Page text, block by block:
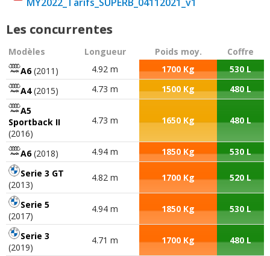
Les concurrentes
Modèles Longueur Poids moy.
Coffre
A6(2011) 4.92 m 1700 Kg
530 L
A4(2015) 4.73 m 1500 Kg
480 L
A5
Sportback II
(2016)
4.73 m 1650 Kg 480 L
A6(2018) 4.94 m 1850 Kg
530 L
Serie 3 GT
(2013)
4.82 m 1700 Kg 520 L
Serie 5
(2017)
4.94 m 1850 Kg 530 L
Serie 3
(2019)
4.71 m 1700 Kg 480 L